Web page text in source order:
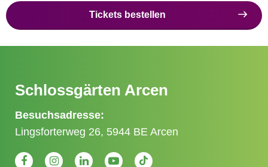
Tickets bestellen
Schlossgärten Arcen
Besuchsadresse:
Lingsforterweg 26, 5944 BE Arcen